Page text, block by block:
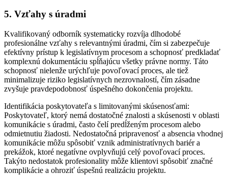
5. Vzťahy s úradmi
Kvalifikovaný odborník systematicky rozvíja dlhodobé
profesionálne vzťahy s relevantnými úradmi, čím si zabezpečuje
efektívny prístup k legislatívnym procesom a schopnosť predkladať
komplexnú dokumentáciu spĺňajúcu všetky právne normy. Táto
schopnosť nielenže urýchľuje povoľovací proces, ale tiež
minimalizuje riziko legislatívnych nezrovnalostí, čím zásadne
zvyšuje pravdepodobnosť úspešného dokončenia projektu.
Identifikácia poskytovateľa s limitovanými skúsenosťami:
Poskytovateľ, ktorý nemá dostatočné znalosti a skúsenosti v oblasti
komunikácie s úradmi, často čelí predĺženým procesom alebo
odmietnutiu žiadosti. Nedostatočná pripravenosť a absencia vhodnej
komunikácie môžu spôsobiť vznik administratívnych bariér a
prekážok, ktoré negatívne ovplyvňujú celý povoľovací proces.
Takýto nedostatok profesionality môže klientovi spôsobiť značné
komplikácie a ohroziť úspešnú realizáciu projektu.